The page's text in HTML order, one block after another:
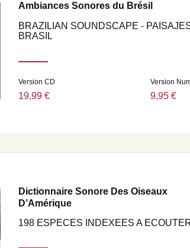
Ambiances Sonores du Brésil
BRAZILIAN SOUNDSCAPE -
BRASIL
Version CD
19,99 €
Version
9,95 €
Dictionnaire Sonore Des Oiseaux
D’Amérique
198 ESPECES INDEXEES A